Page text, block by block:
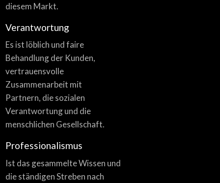
diesem Markt.
Verantwortung
Es ist löblich und faire
Behandlung der Kunden,
vertrauensvolle
Zusammenarbeit mit
Partnern, die sozialen
Verantwortung und die
menschlichen Gesellschaft.
Professionalismus
Ist das gesammelte Wissen und
die ständigen Streben nach